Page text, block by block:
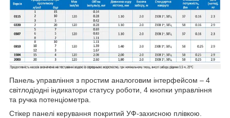
Панель управління з простим аналоговим інтерфейсом – 4
світлодіодні індикатори статусу роботи, 4 кнопки управління
та ручка потенціометра.
Стікер панелі керування покритий УФ-захисною плівкою.